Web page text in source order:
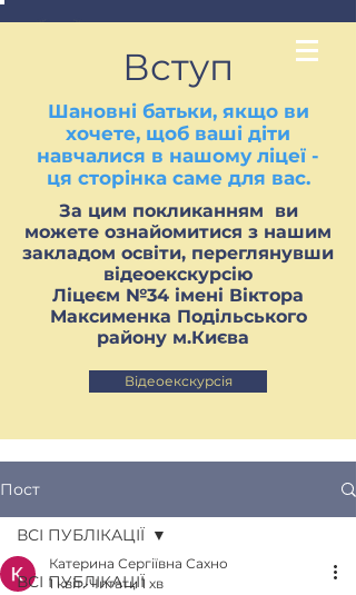
Вступ
Шановні батьки, якщо ви
хочете, щоб ваші діти
навчалися в нашому ліцеї -
ця сторінка саме для вас.
За цим покликанням ви
можете ознайомитися з нашим
закладом освіти, переглянувши
відеоекскурсію
Ліцеєм №34 імені Віктора
Максименка Подільського
району м.Києва
Відеоекскурсія
Пост
ВСІ ПУБЛІКАЦІЇ
ВСІ ПУБЛІКАЦІЇ
Катерина Сергіївна Сахно
1 квіт. Читати 1 хв